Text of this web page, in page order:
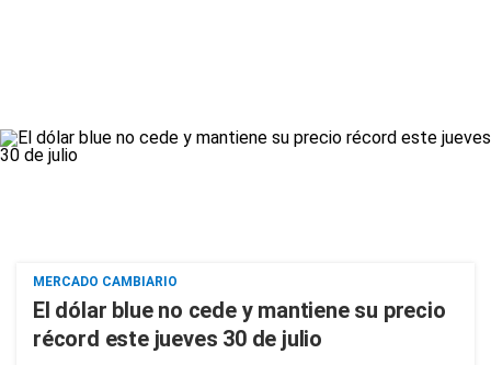
MERCADO CAMBIARIO
El dólar blue no cede y mantiene su precio
récord este jueves 30 de julio